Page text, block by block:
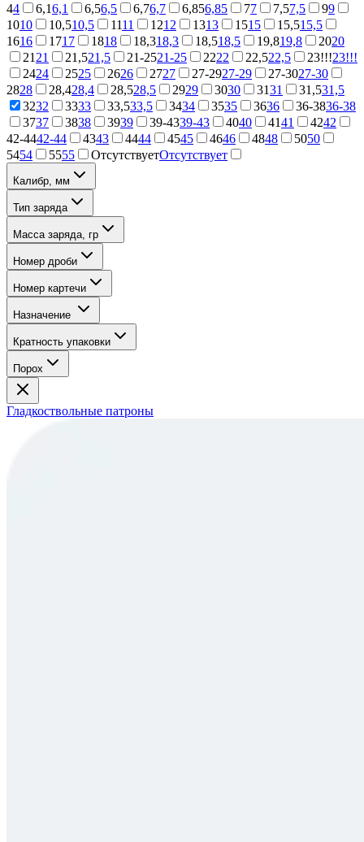
44 6,16,1 6,56,5 6,76,7 6,856,85 77 7,57,5 99
1010 10,510,5 1111 1212 1313 1515 15,515,5
1616 1717 1818 18,318,3 18,518,5 19,819,8 2020
21 21 21,521,5 21-2521-25 2222 22,522,5 23!!!23!!!
2424 2525 2626 2727 27-2927-29 27-3027-30
2828 28,428,4 28,528,5 2929 3030 3131 31,531,5
3232 3333 33,533,5 3434 3535 3636 36-3836-38
3737 3838 3939 39-4339-43 4040 4141 4242
42-4442-44 4343 4444 4545 4646 4848 5050
5454 5555 ОтсутствуетОтсутствует
Калибр, мм
Тип заряда
Масса заряда, гр
Номер дроби
Номер картечи
Назначение
Кратность упаковки
Порох
Гладкоствольные патроны